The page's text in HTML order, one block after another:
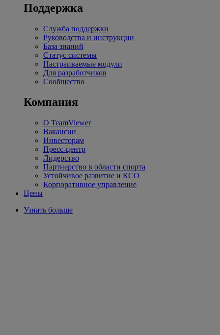
Поддержка
Служба поддержки
Руководства и инструкции
База знаний
Статус системы
Настраиваемые модули
Для разработчиков
Сообщество
Компания
О TeamViewer
Вакансии
Инвесторам
Пресс-центр
Лидерство
Партнерство в области спорта
Устойчивое развитие и КСО
Корпоративное управление
Цены
Узнать больше